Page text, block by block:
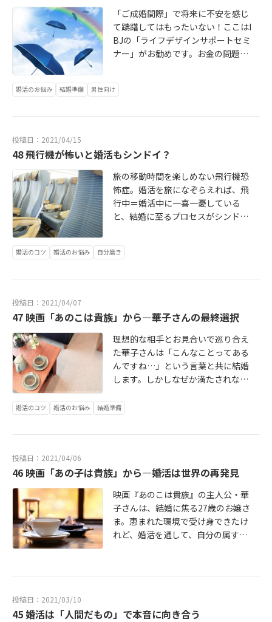
「ご成婚間際」で将来に不安を感じ
て躊躇してはもったいない！ここはI
BJの「ライフデザインサポートセミ
ナー」がお勧めです。お金の問題な
し合う」ことで、楽しく安定した結
婚生活を築いていくことができま
ry2020.blog.jp/archives/8591200.h
婚活のお悩み 結婚準備 男性向け
投稿日：2021/04/15
48 飛行機が怖いと婚活もシンドイ？
旅の移動時間を楽しめない飛行機恐
怖症。婚活を旅になぞらえれば、飛
行中＝婚活中に一喜一憂している
と、結婚に至るプロセスがシンドイ
のマリッジサロン。マンパワーでし
っかり状況をご説明します。続きは
og.jp/archives/7551285.html
婚活のコツ 婚活のお悩み 自分磨き
投稿日：2021/04/07
47 映画「あのこは貴族」から―華子さんの最終選択
理想的な相手とお見合いで巡り合え
た華子さんは「こんなことってある
んですね…」という言葉と共に結婚
します。しかしなぜか満たされない
改めて考えることで、子ども時代と
は…。続きはこちら→ http://bridals
婚活のコツ 婚活のお悩み 結婚準備
投稿日：2021/04/06
46 映画「あの子は貴族」から―婚活は世界の再発見
映画『あのこは貴族』の主人公・華
子さんは、結婚に焦る27歳のお嬢さ
ま。恵まれた環境で受け身できたけ
れど、婚活を通して、自分の属する
です。続きはこちら→ http://bridals
投稿日：2021/03/10
45 婚活は「人間だもの」で本音に向き合う